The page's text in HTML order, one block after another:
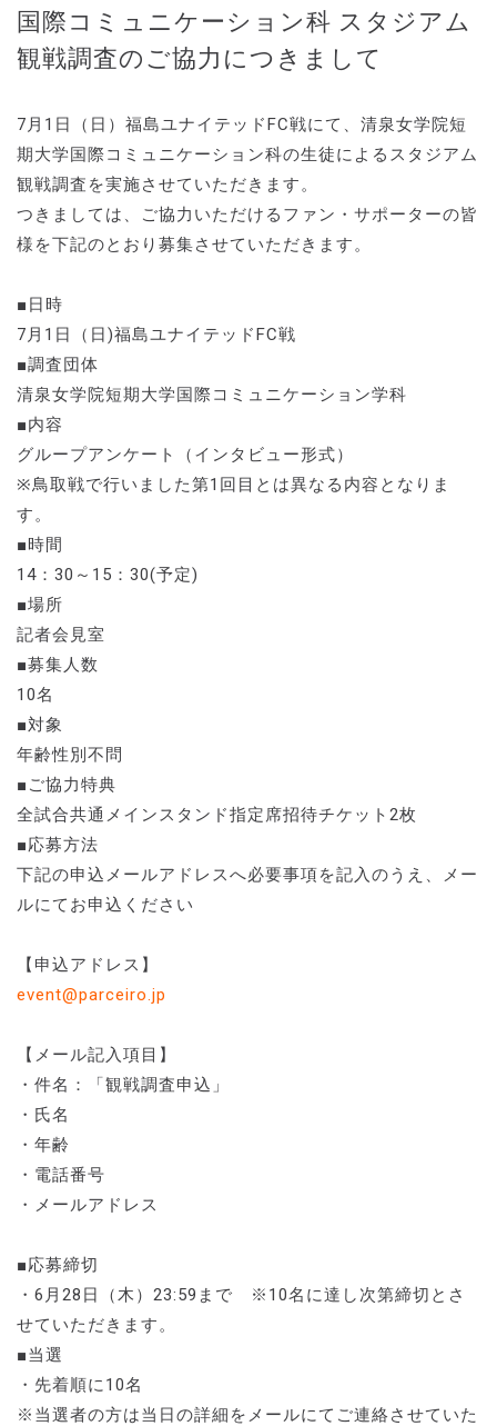
国際コミュニケーション科 スタジアム
観戦調査のご協力につきまして
7月1日（日）福島ユナイテッドFC戦にて、清泉女学院短
期大学国際コミュニケーション科の生徒によるスタジアム
観戦調査を実施させていただきます。
つきましては、ご協力いただけるファン・サポーターの皆
様を下記のとおり募集させていただきます。
■日時
7月1日（日)福島ユナイテッドFC戦
■調査団体
清泉女学院短期大学国際コミュニケーション学科
■内容
グループアンケート（インタビュー形式）
※鳥取戦で行いました第1回目とは異なる内容となりま
す。
■時間
14：30～15：30(予定)
■場所
記者会見室
■募集人数
10名
■対象
年齢性別不問
■ご協力特典
全試合共通メインスタンド指定席招待チケット2枚
■応募方法
下記の申込メールアドレスへ必要事項を記入のうえ、メー
ルにてお申込ください
【申込アドレス】
event@parceiro.jp
【メール記入項目】
・件名：「観戦調査申込」
・氏名
・年齢
・電話番号
・メールアドレス
■応募締切
・6月28日（木）23:59まで ※10名に達し次第締切とさ
せていただきます。
■当選
・先着順に10名
※当選者の方は当日の詳細をメールにてご連絡させていた